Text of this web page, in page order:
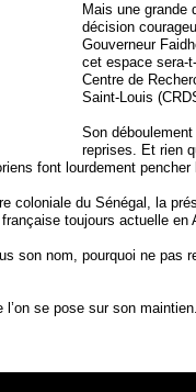
Mais une grande
décision
Gouverneur
cet espace sera-
Centre de
Saint-Louis
Son
reprises. Et rien
font lourdement
coloniale du Sénégal, la
toujours actuelle en
son nom, pourquoi ne pas
l’on se pose sur son